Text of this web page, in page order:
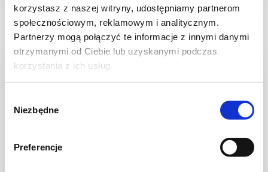
korzystasz z naszej witryny, udostępniamy partnerom
społecznościowym, reklamowym i analitycznym.
Partnerzy mogą połączyć te informacje z innymi danymi
otrzymanymi od Ciebie lub uzyskanymi podczas
korzystania z ich usług.
zgody
Niezbędne
Preferencje